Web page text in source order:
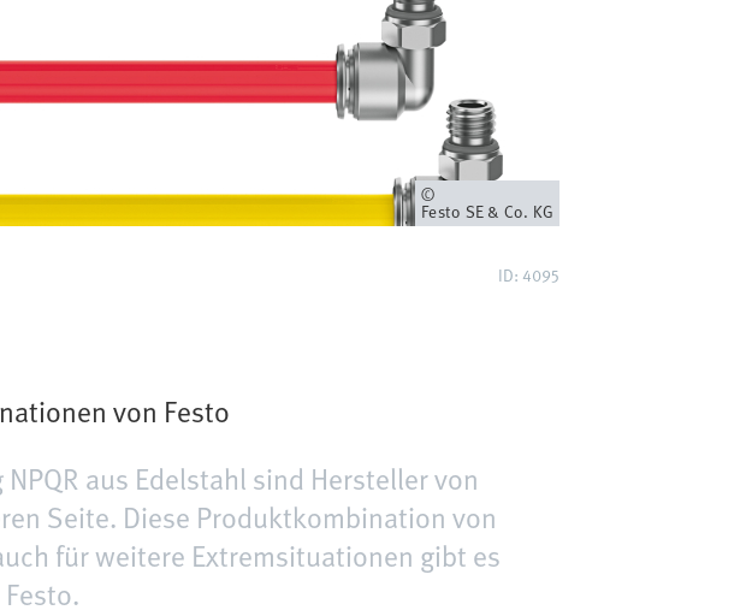
Eigentümer
Festo SE & Co. KG
ID: 4095
von Festo
aus Edelstahl sind Hersteller von
Seite. Diese Produktkombination von
für weitere Extremsituationen gibt es